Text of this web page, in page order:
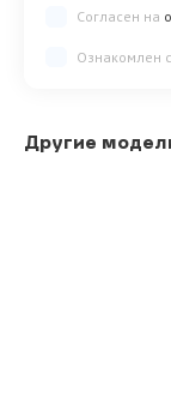
Согласен на
Ознакомлен с
Другие